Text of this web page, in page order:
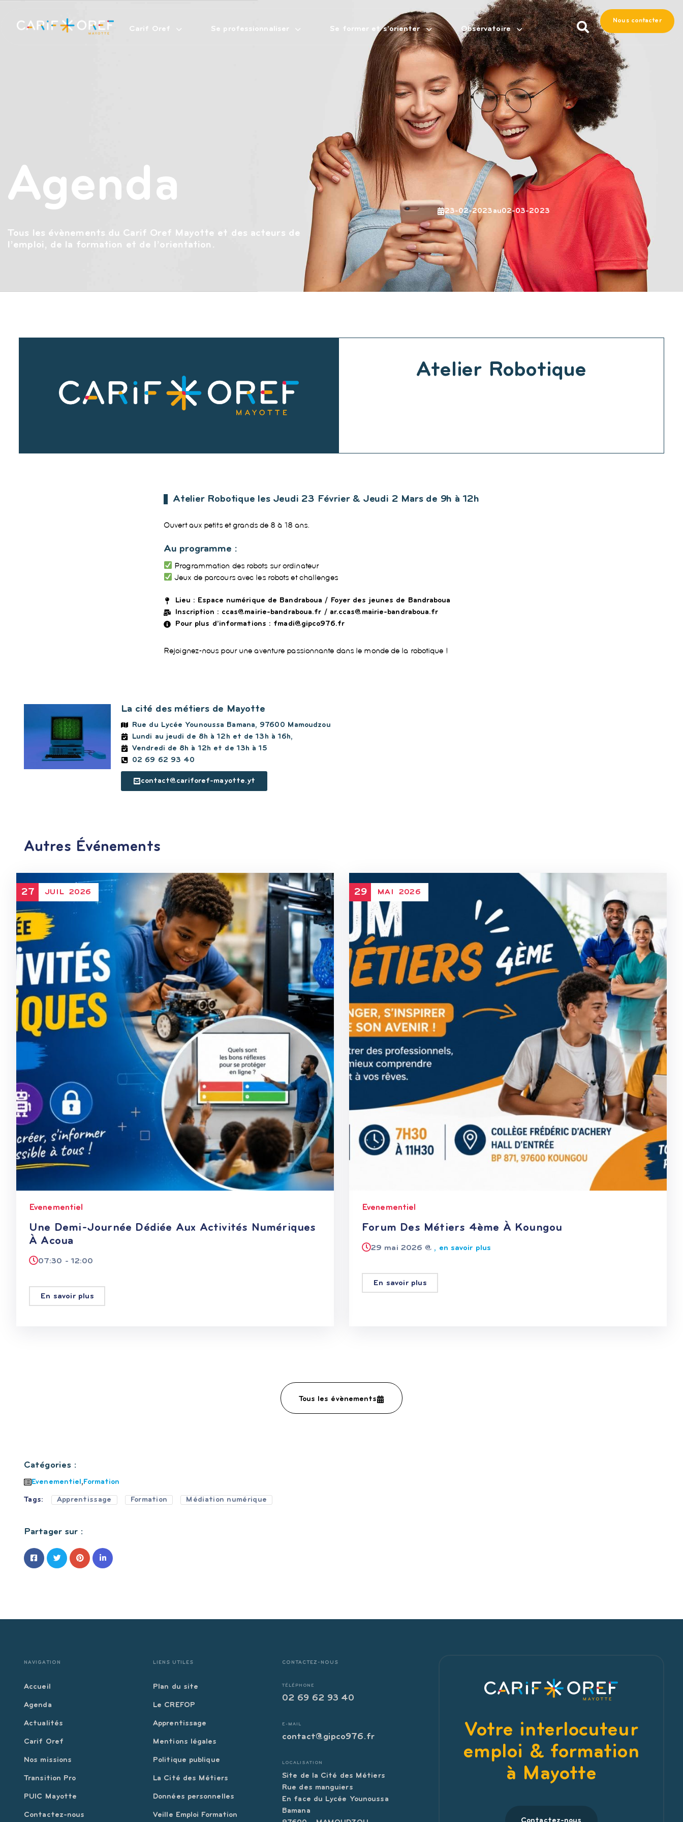
Carif Oref Se professionnaliser Se former et s’orienter Observatoire
Nous contacter
Agenda
Tous les évènements du Carif Oref Mayotte et des acteurs de
l’emploi, de la formation et de l’orientation.
23-02-2023 au02-03-2023
Atelier Robotique
Atelier Robotique les Jeudi 23 Février & Jeudi 2 Mars de 9h à 12h
Ouvert aux petits et grands de 8 à 18 ans.
Au programme :
Programmation des robots sur ordinateur
Jeux de parcours avec les robots et challenges
Lieu : Espace numérique de Bandraboua / Foyer des jeunes de Bandraboua
Inscription : ccas@mairie-bandraboua.fr / ar.ccas@mairie-bandraboua.fr
Pour plus d’informations : fmadi@gipco976.fr
Rejoignez-nous pour une aventure passionnante dans le monde de la robotique !
La cité des métiers de Mayotte
Rue du Lycée Younoussa Bamana, 97600 Mamoudzou
Lundi au jeudi de 8h à 12h et de 13h à 16h,
Vendredi de 8h à 12h et de 13h à 15
02 69 62 93 40
contact@cariforef-mayotte.yt
Autres Événements
27 JUIL 2026
Evenementiel
Une Demi-Journée Dédiée Aux Activités Numériques
À Acoua
07:30 - 12:00
En savoir plus
29 MAI 2026
Evenementiel
Forum Des Métiers 4ème À Koungou
29 mai 2026 @ , en savoir plus
En savoir plus
Tous les évènements
Catégories :
Evenementiel,Formation
Tags: Apprentissage Formation Médiation numérique
Partager sur :
NAVIGATION
Accueil
Agenda
Actualités
Carif Oref
Nos missions
Transition Pro
PUIC Mayotte
Contactez-nous
LIENS UTILES
Plan du site
Le CREFOP
Apprentissage
Mentions légales
Politique publique
La Cité des Métiers
Données personnelles
Veille Emploi Formation
CONTACTEZ-NOUS
TÉLÉPHONE
02 69 62 93 40
E-MAIL
contact@gipco976.fr
LOCALISATION
Site de la Cité des Métiers
Rue des manguiers
En face du Lycée Younoussa
Bamana
Votre interlocuteur
emploi & formation
à Mayotte
Contactez-nous